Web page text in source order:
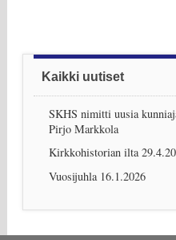
Kaikki uutiset
SKHS nimitti uusia
Pirjo Markkola
Kirkkohistorian ilta
Vuosijuhla 16.1.2026